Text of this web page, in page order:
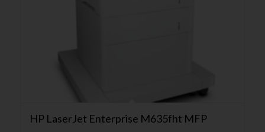
HP LaserJet Enterprise M635fht MFP